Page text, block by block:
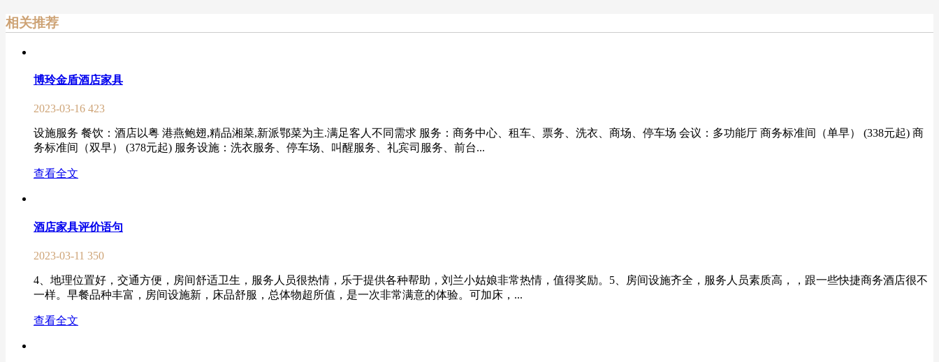
相关推荐
博玲金盾酒店家具
2023-03-16 423
设施服务 餐饮：酒店以粤 港燕鲍翅,精品湘菜,新派鄂菜为主.满足客人不同需求 服务：商务中心、租车、票务、洗衣、商场、停车场 会议：多功能厅 商务标准间（单早） (338元起) 商
务标准间（双早） (378元起) 服务设施：洗衣服务、停车场、叫醒服务、礼宾司服务、前台...
查看全文
酒店家具评价语句
2023-03-11 350
4、地理位置好，交通方便，房间舒适卫生，服务人员很热情，乐于提供各种帮助，刘兰小姑娘非常热情，值得奖励。5、房间设施齐全，服务人员素质高，，跟一些快捷商务酒店很不
一样。早餐品种丰富，房间设施新，床品舒服，总体物超所值，是一次非常满意的体验。可加床，...
查看全文